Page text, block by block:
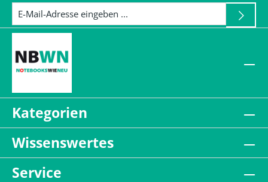
Kategorien
Wissenswertes
Service